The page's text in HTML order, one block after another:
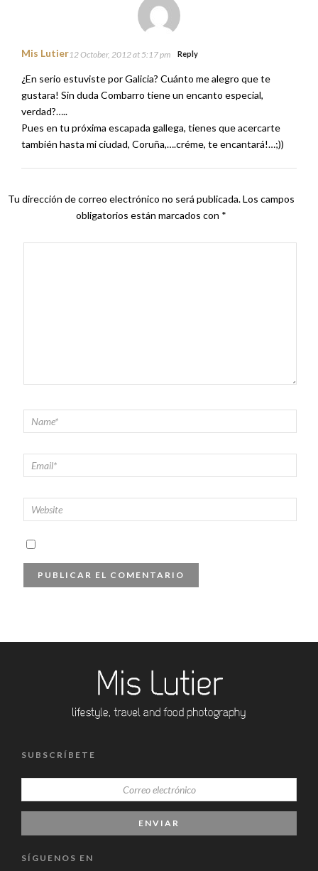
Mis Lutier12 October, 2012 at 5:17 pm Reply
¿En serio estuviste por Galicia? Cuánto me alegro que te
gustara! Sin duda Combarro tiene un encanto especial,
verdad?…..
Pues en tu próxima escapada gallega, tienes que acercarte
también hasta mi ciudad, Coruña,….créme, te encantará!…;))
Tu dirección de correo electrónico no será publicada.Los campos
obligatorios están marcados con *
SUBSCRÍBETE
SÍGUENOS EN